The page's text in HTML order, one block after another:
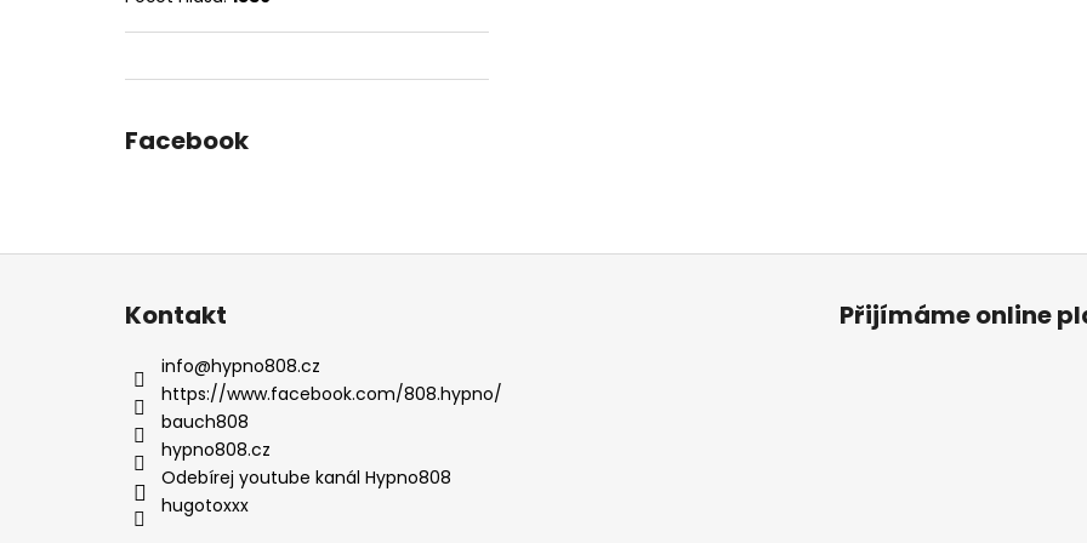
Facebook
Kontakt
info@hypno808.cz
https://www.facebook.com/808.hypno/
bauch808
hypno808.cz
Odebírej youtube kanál Hypno808
hugotoxxx
Přijímáme online